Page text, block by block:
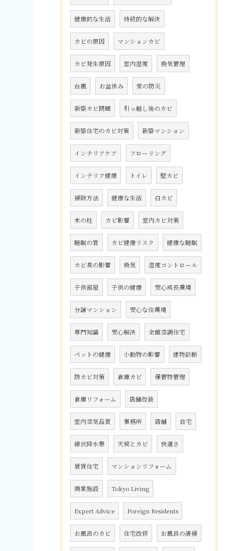
健康的な生活 持続的な解決
カビの原因 マンションカビ
カビ発生原因 室内湿度 換気管理
台風 お盆休み 家の防災
新築カビ問題 引っ越し後のカビ
新築住宅のカビ対策 新築マンション
インテリアケア フローリング
インテリア健康 トイレ 壁カビ
掃除方法 健康な生活 白カビ
木の柱 カビ影響 室内カビ対策
睡眠の質 カビ健康リスク 健康な睡眠
カビ臭の影響 換気 湿度コントロール
子供部屋 子供の健康 安心成長環境
分譲マンション 安心な住環境
専門知識 安心解決 全館空調住宅
ペットの健康 小動物の影響 建物診断
防カビ対策 倉庫カビ 保管物管理
倉庫リフォーム 店舗改装
室内空気品質 事務所 店舗 自宅
線状降水帯 天候とカビ 快適さ
賃貸住宅 マンションリフォーム
商業施設 Tokyo Living
Expert Advice Foreign Residents
お風呂のカビ 住宅改修 お風呂の清掃